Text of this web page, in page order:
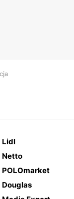
Lidl
Netto
POLOmarket
Douglas